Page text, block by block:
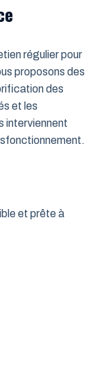
régulier pour
proposons des
des
et les
interviennent
et prête à